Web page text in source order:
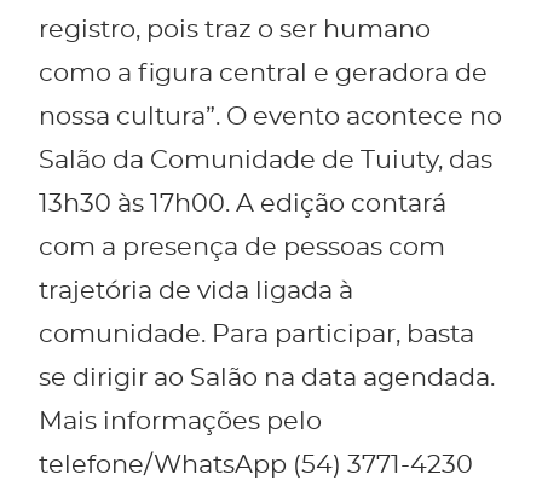
registro, pois traz o ser humano
como a figura central e geradora de
nossa cultura”. O evento acontece no
Salão da Comunidade de Tuiuty, das
13h30 às 17h00. A edição contará
com a presença de pessoas com
trajetória de vida ligada à
comunidade. Para participar, basta
se dirigir ao Salão na data agendada.
Mais informações pelo
telefone/WhatsApp (54) 3771-4230